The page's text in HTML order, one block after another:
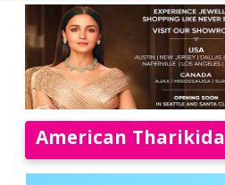
American Tharikida